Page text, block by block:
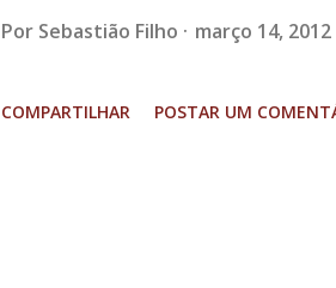
jovens. Abrindo a aula
agradecendo a ESA pela
Por Sebastião Filho março 14, 2012
COMPARTILHAR POSTAR UM